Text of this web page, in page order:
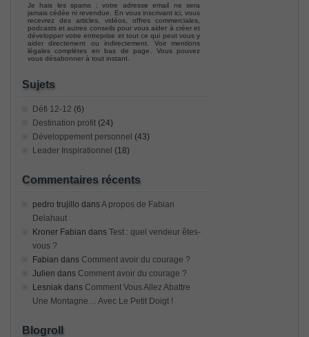
Je hais les spams : votre adresse email ne sera
jamais cédée ni revendue. En vous inscrivant ici, vous
recevrez des articles, vidéos, offres commerciales,
podcasts et autres conseils pour vous aider à créer et
développer votre entreprise et tout ce qui peut vous y
aider directement ou indirectement. Voir mentions
légales complètes en bas de page. Vous pouvez
vous désabonner à tout instant.
Sujets
Défi 12-12 (6)
Destination profit (24)
Développement personnel (43)
Leader Inspirationnel (18)
Commentaires récents
pedro trujillo dansA propos de Fabian
Delahaut
Kroner Fabian dans Test : quel vendeur êtes-
vous ?
Fabian dans Comment avoir du courage ?
Julien dans Comment avoir du courage ?
Lesniak dans Comment Vous Allez Abattre
Une Montagne… Avec Le Petit Doigt !
Blogroll